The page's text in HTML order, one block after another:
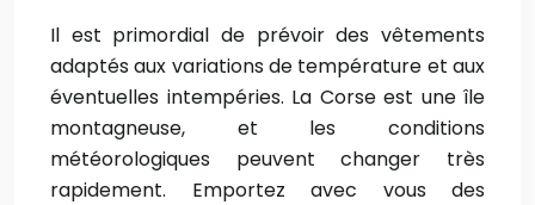
Il est primordial de prévoir des vêtements
adaptés aux variations de température et aux
éventuelles intempéries. La Corse est une île
montagneuse, et les conditions
météorologiques peuvent changer très
rapidement. Emportez avec vous des